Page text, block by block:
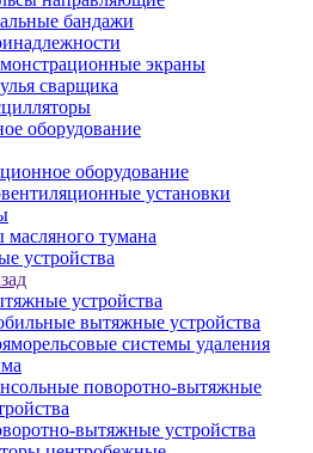
бандажи
экраны
сварщика
оборудование
оборудование
установки
тумана
устройства
устройства
вытяжные устройства
системы удаления
поворотно-вытяжные
вытяжные устройства